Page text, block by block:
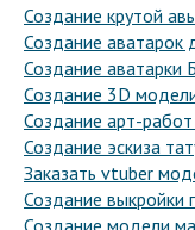
Создание крутой
Создание аватарок
Создание аватарки
Создание 3D
Создание арт-
Создание эскиза
Заказать vtuber
Создание выкройки